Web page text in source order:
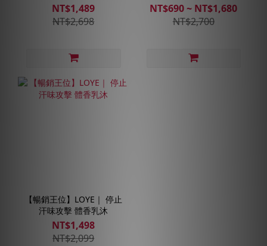
NT$1,489
NT$2,698
NT$690 ~ NT$1,680
NT$2,700
【暢銷王位】LOYE｜ 停止
汗味攻擊 體香乳沐
NT$1,498
NT$2,099